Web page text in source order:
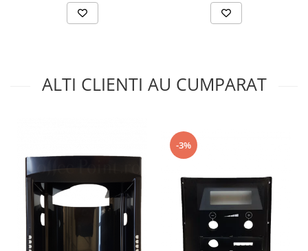
ALTI CLIENTI AU CUMPARAT
-3%